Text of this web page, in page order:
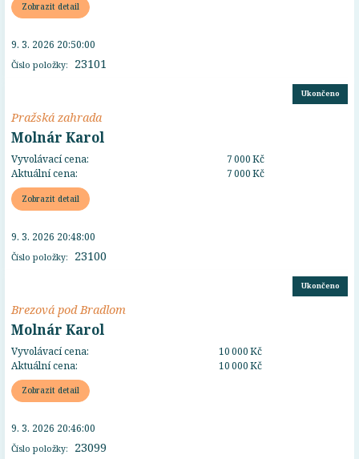
Zobrazit detail
Číslo položky: 23101
9. 3. 2026 20:50:00
Ukončeno
Pražská zahrada
Molnár Karol
Vyvolávací cena:
7 000 Kč
Aktuální cena:
7 000 Kč
Zobrazit detail
Číslo položky: 23100
9. 3. 2026 20:48:00
Ukončeno
Brezová pod Bradlom
Molnár Karol
Vyvolávací cena:
10 000 Kč
Aktuální cena:
10 000 Kč
Zobrazit detail
Číslo položky: 23099
9. 3. 2026 20:46:00